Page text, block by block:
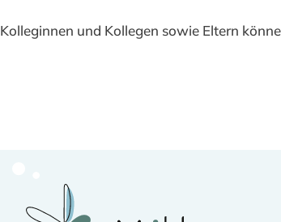
Kolleginnen und Kollegen sowie Eltern